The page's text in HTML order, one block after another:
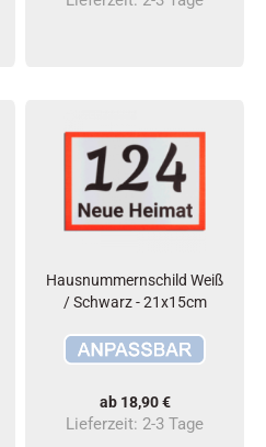
Hausnummernschild Weiß
/ Schwarz - 21x15cm
ab 18,90 €
Lieferzeit: 2-3 Tage